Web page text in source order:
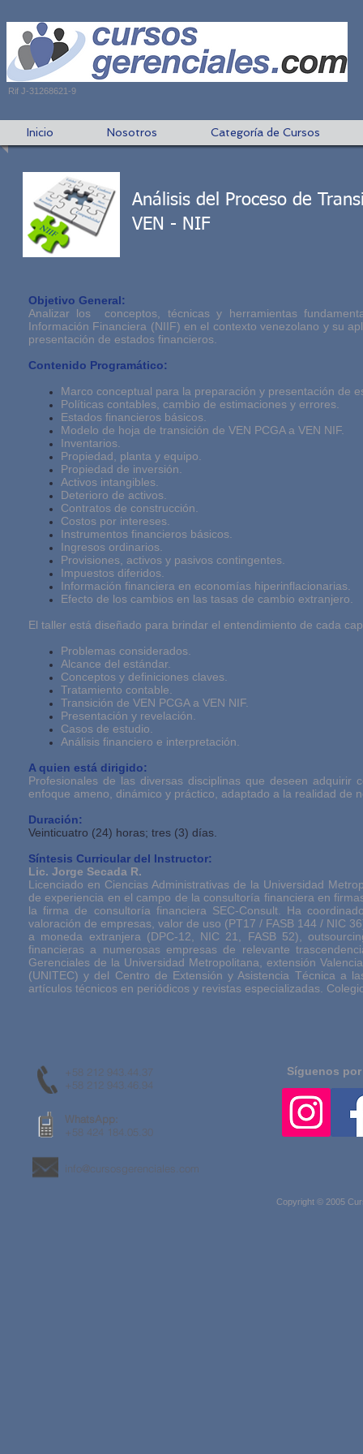
Rif J-31268621-9
Inicio Nosotros Categoría de Cursos
Análisis del Proceso de
VEN - NIF
Objetivo General:
Analizar los conceptos, técnicas y herramientas
Información Financiera (NIIF) en el contexto venezolano y su
presentación de estados financieros.
Contenido Programático:
Marco conceptual para la preparación y presentación de
Políticas contables, cambio de estimaciones y errores.
Estados financieros básicos.
Modelo de hoja de transición de VEN PCGA a VEN NIF.
Inventarios.
Propiedad, planta y equipo.
Propiedad de inversión.
Activos intangibles.
Deterioro de activos.
Contratos de construcción.
Costos por intereses.
Instrumentos financieros básicos.
Ingresos ordinarios.
Provisiones, activos y pasivos contingentes.
Impuestos diferidos.
Información financiera en economías hiperinflacionarias.
Efecto de los cambios en las tasas de cambio extranjero.
El taller está diseñado para brindar el entendimiento de cada
Problemas considerados.
Alcance del estándar.
Conceptos y definiciones claves.
Tratamiento contable.
Transición de VEN PCGA a VEN NIF.
Presentación y revelación.
Casos de estudio.
Análisis financiero e interpretación.
A quien está dirigido:
Profesionales de las diversas disciplinas que deseen
enfoque ameno, dinámico y práctico, adaptado a la realidad de
Duración:
Veinticuatro (24) horas; tres (3) días.
Síntesis Curricular del Instructor:
Lic. Jorge Secada R.
Licenciado en Ciencias Administrativas de la Universidad
de experiencia en el campo de la consultoría financiera en
la firma de consultoría financiera SEC-Consult. Ha
valoración de empresas, valor de uso (PT17 / FASB 144 / NIC
a moneda extranjera (DPC-12, NIC 21, FASB 52),
financieras a numerosas empresas de relevante
Gerenciales de la Universidad Metropolitana, extensión
(UNITEC) y del Centro de Extensión y Asistencia Técnica a
artículos técnicos en periódicos y revistas especializadas.
+58 212 943.44.37
+58 212 943.46.94
WhatsApp:
+58 424 184.05.30
info@cursosgerenciales.com
Síguenos
Copyright © 2005